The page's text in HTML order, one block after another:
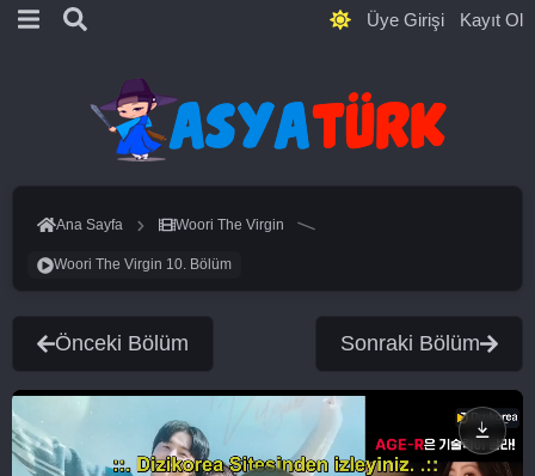
Üye Girişi Kayıt Ol
Ana Sayfa Woori The Virgin
Woori The Virgin 10. Bölüm
Önceki Bölüm Sonraki Bölüm